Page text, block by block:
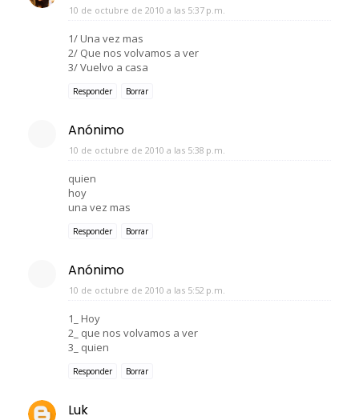
10 de octubre de 2010 a las 5:37 p.m.
1/ Una vez mas
2/ Que nos volvamos a ver
3/ Vuelvo a casa
Responder Borrar
Anónimo
10 de octubre de 2010 a las 5:38 p.m.
quien
hoy
una vez mas
Responder Borrar
Anónimo
10 de octubre de 2010 a las 5:52 p.m.
1_ Hoy
2_ que nos volvamos a ver
3_ quien
Responder Borrar
Luk